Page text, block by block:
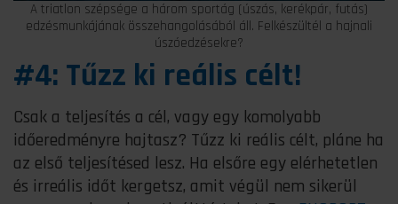
A triatlon szépsége a három sportág (úszás, kerékpár, futás)
edzésmunkájának összehangolásából áll. Felkészültél a hajnali
úszóedzésekre?
#4: Tűzz ki reális célt!
Csak a teljesítés a cél, vagy egy komolyabb
időeredményre hajtasz? Tűzz ki reális célt, pláne ha
az első teljesítésed lesz. Ha elsőre egy elérhetetlen
és irreális időt kergetsz, amit végül nem sikerül